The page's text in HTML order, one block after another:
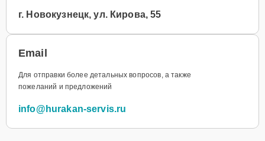
г. Новокузнецк, ул. Кирова, 55
Email
Для отправки более детальных вопросов, а также
пожеланий и предложений
info@hurakan-servis.ru